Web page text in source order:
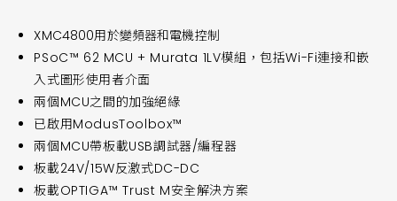
XMC4800用於變頻器和電機控制
PSoC™ 62 MCU + Murata 1LV模組，包括Wi-Fi連接和嵌
入式圖形使用者介面
兩個MCU之間的加強絕緣
已啟用ModusToolbox™
兩個MCU帶板載USB調試器/編程器
板載24V/15W反激式DC-DC
板載OPTIGA™ Trust M安全解決方案